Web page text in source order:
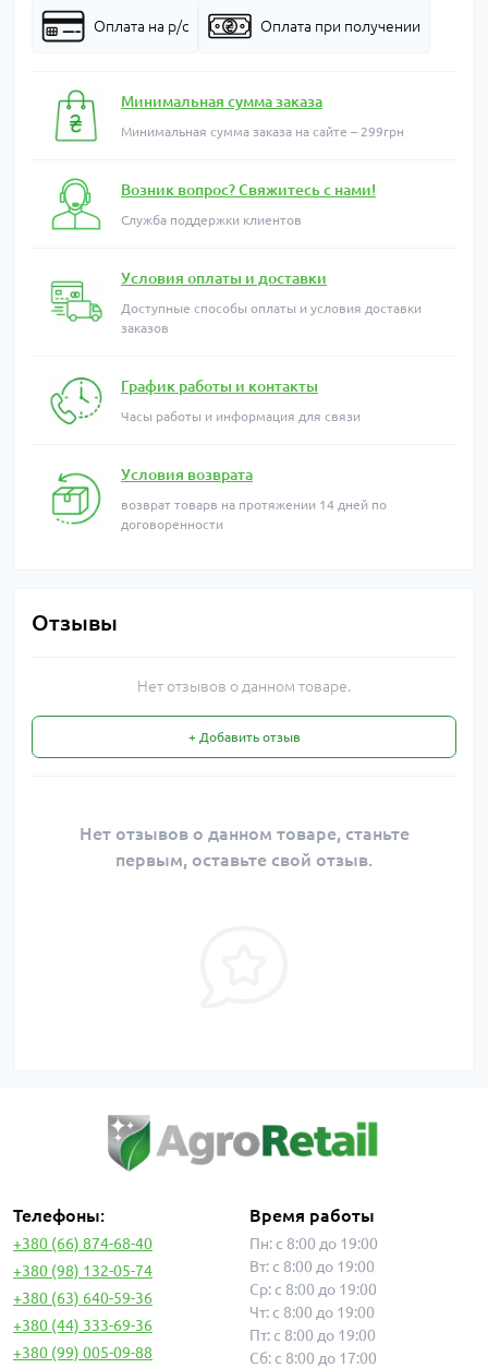
Оплата на р/с Оплата при получении
Минимальная сумма заказа
Минимальная сумма заказа на сайте – 299грн
Возник вопрос? Свяжитесь с нами!
Служба поддержки клиентов
Условия оплаты и доставки
Доступные способы оплаты и условия доставки
заказов
График работы и контакты
Часы работы и информация для связи
Условия возврата
возврат товарв на протяжении 14 дней по
договоренности
Отзывы
Нет отзывов о данном товаре.
+ Добавить отзыв
Нет отзывов о данном товаре, станьте
первым, оставьте свой отзыв.
Телефоны:
+380 (66) 874-68-40
+380 (98) 132-05-74
+380 (63) 640-59-36
+380 (44) 333-69-36
+380 (99) 005-09-88
Время работы
Пн: с 8:00 до 19:00
Вт: с 8:00 до 19:00
Ср: с 8:00 до 19:00
Чт: с 8:00 до 19:00
Пт: с 8:00 до 19:00
Сб: с 8:00 до 17:00